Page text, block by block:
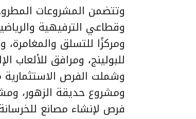
وقطاعي الترفيهية
ومركزًا للتسلق والمغامرة،
للبولينج، ومرافق للألعاب
وشملت الفرص الاستثمارية
ومشروع حديقة الزهور،
فرص لإنشاء مصانع